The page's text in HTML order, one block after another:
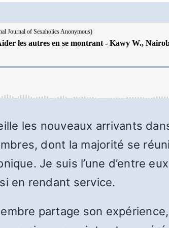
les nouveaux arrivants
dont la majorité se
Je suis l’une d’entre
en rendant service.
partage son